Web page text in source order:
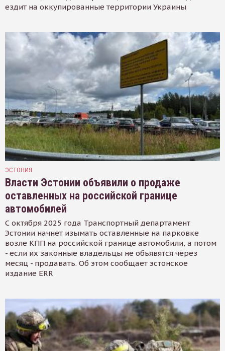
ездит на оккупированные территории Украины
ЭСТОНИЯ
Власти Эстонии объявили о продаже
оставленных на российской границе
автомобилей
С октября 2025 года Транспортный департамент
Эстонии начнет изымать оставленные на парковке
возле КПП на российской границе автомобили, а потом
- если их законные владельцы не объявятся через
месяц - продавать. Об этом сообщает эстонское
издание ERR